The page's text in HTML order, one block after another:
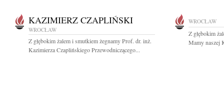
KAZIMIERZ CZAPLIŃSKI
WROCŁAW
Z głębokim żalem i smutkiem żegnamy Prof. dr. inż.
Kazimierza Czaplińskiego Przewodniczącego...
WROCŁAW
Z głębokim
Mamy naszej